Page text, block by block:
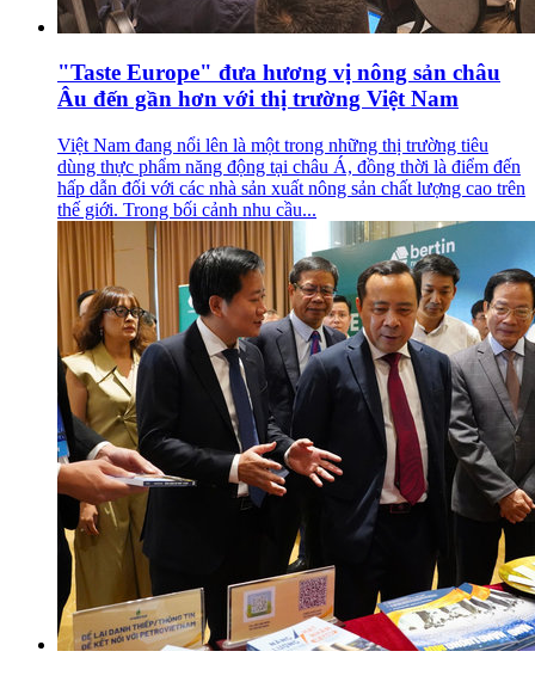
"Taste Europe" đưa hương vị nông sản châu
Âu đến gần hơn với thị trường Việt Nam
Việt Nam đang nổi lên là một trong những thị trường tiêu
dùng thực phẩm năng động tại châu Á, đồng thời là điểm đến
hấp dẫn đối với các nhà sản xuất nông sản chất lượng cao trên
thế giới. Trong bối cảnh nhu cầu...